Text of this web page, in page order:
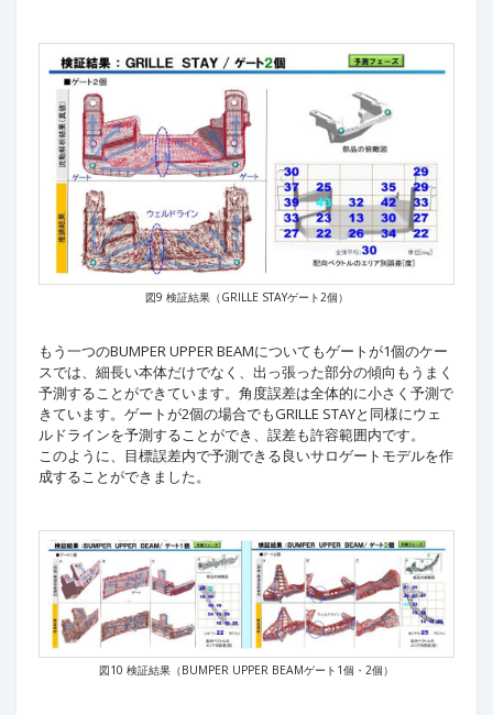
図9 検証結果（GRILLE STAYゲート2個）
もう一つのBUMPER UPPER BEAMについてもゲートが1個のケー
スでは、細長い本体だけでなく、出っ張った部分の傾向もうまく
予測することができています。角度誤差は全体的に小さく予測で
きています。ゲートが2個の場合でもGRILLE STAYと同様にウェ
ルドラインを予測することができ、誤差も許容範囲内です。
このように、目標誤差内で予測できる良いサロゲートモデルを作
成することができました。
図10 検証結果（BUMPER UPPER BEAMゲート1個・2個）